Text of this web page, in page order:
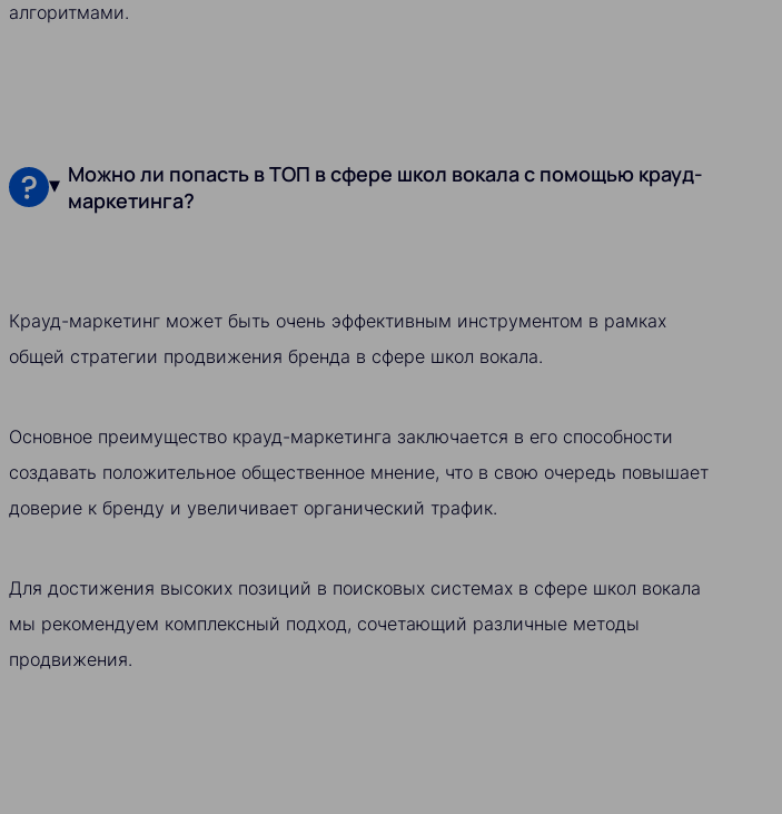
алгоритмами.
Можно ли попасть в ТОП в сфере школ вокала с помощью крауд-
маркетинга?
Крауд-маркетинг может быть очень эффективным инструментом в рамках
общей стратегии продвижения бренда в сфере школ вокала.
Основное преимущество крауд-маркетинга заключается в его способности
создавать положительное общественное мнение, что в свою очередь повышает
доверие к бренду и увеличивает органический трафик.
Для достижения высоких позиций в поисковых системах в сфере школ вокала
мы рекомендуем комплексный подход, сочетающий различные методы
продвижения.